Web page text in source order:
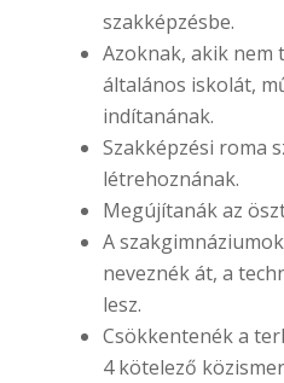
szakképzésbe.
Azoknak, akik nem
általános iskolát,
indítanának.
Szakképzési roma
létrehoznának.
Megújítanák az
A
neveznék át, a
lesz.
Csökkentenék a
4 kötelező